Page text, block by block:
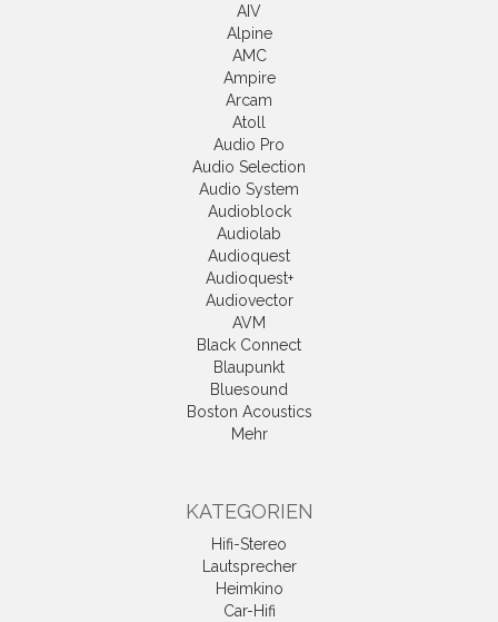
AIV
Alpine
AMC
Ampire
Arcam
Atoll
Audio Pro
Audio Selection
Audio System
Audioblock
Audiolab
Audioquest
Audioquest+
Audiovector
AVM
Black Connect
Blaupunkt
Bluesound
Boston Acoustics
Mehr
KATEGORIEN
Hifi-Stereo
Lautsprecher
Heimkino
Car-Hifi